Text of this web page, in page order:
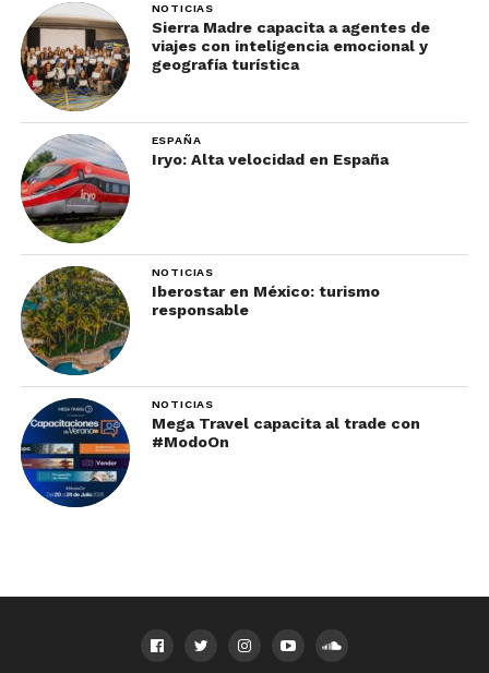
NOTICIAS
Sierra Madre capacita a agentes de
viajes con inteligencia emocional y
geografía turística
ESPAÑA
Iryo: Alta velocidad en España
NOTICIAS
Iberostar en México: turismo
responsable
NOTICIAS
Mega Travel capacita al trade con
#ModoOn